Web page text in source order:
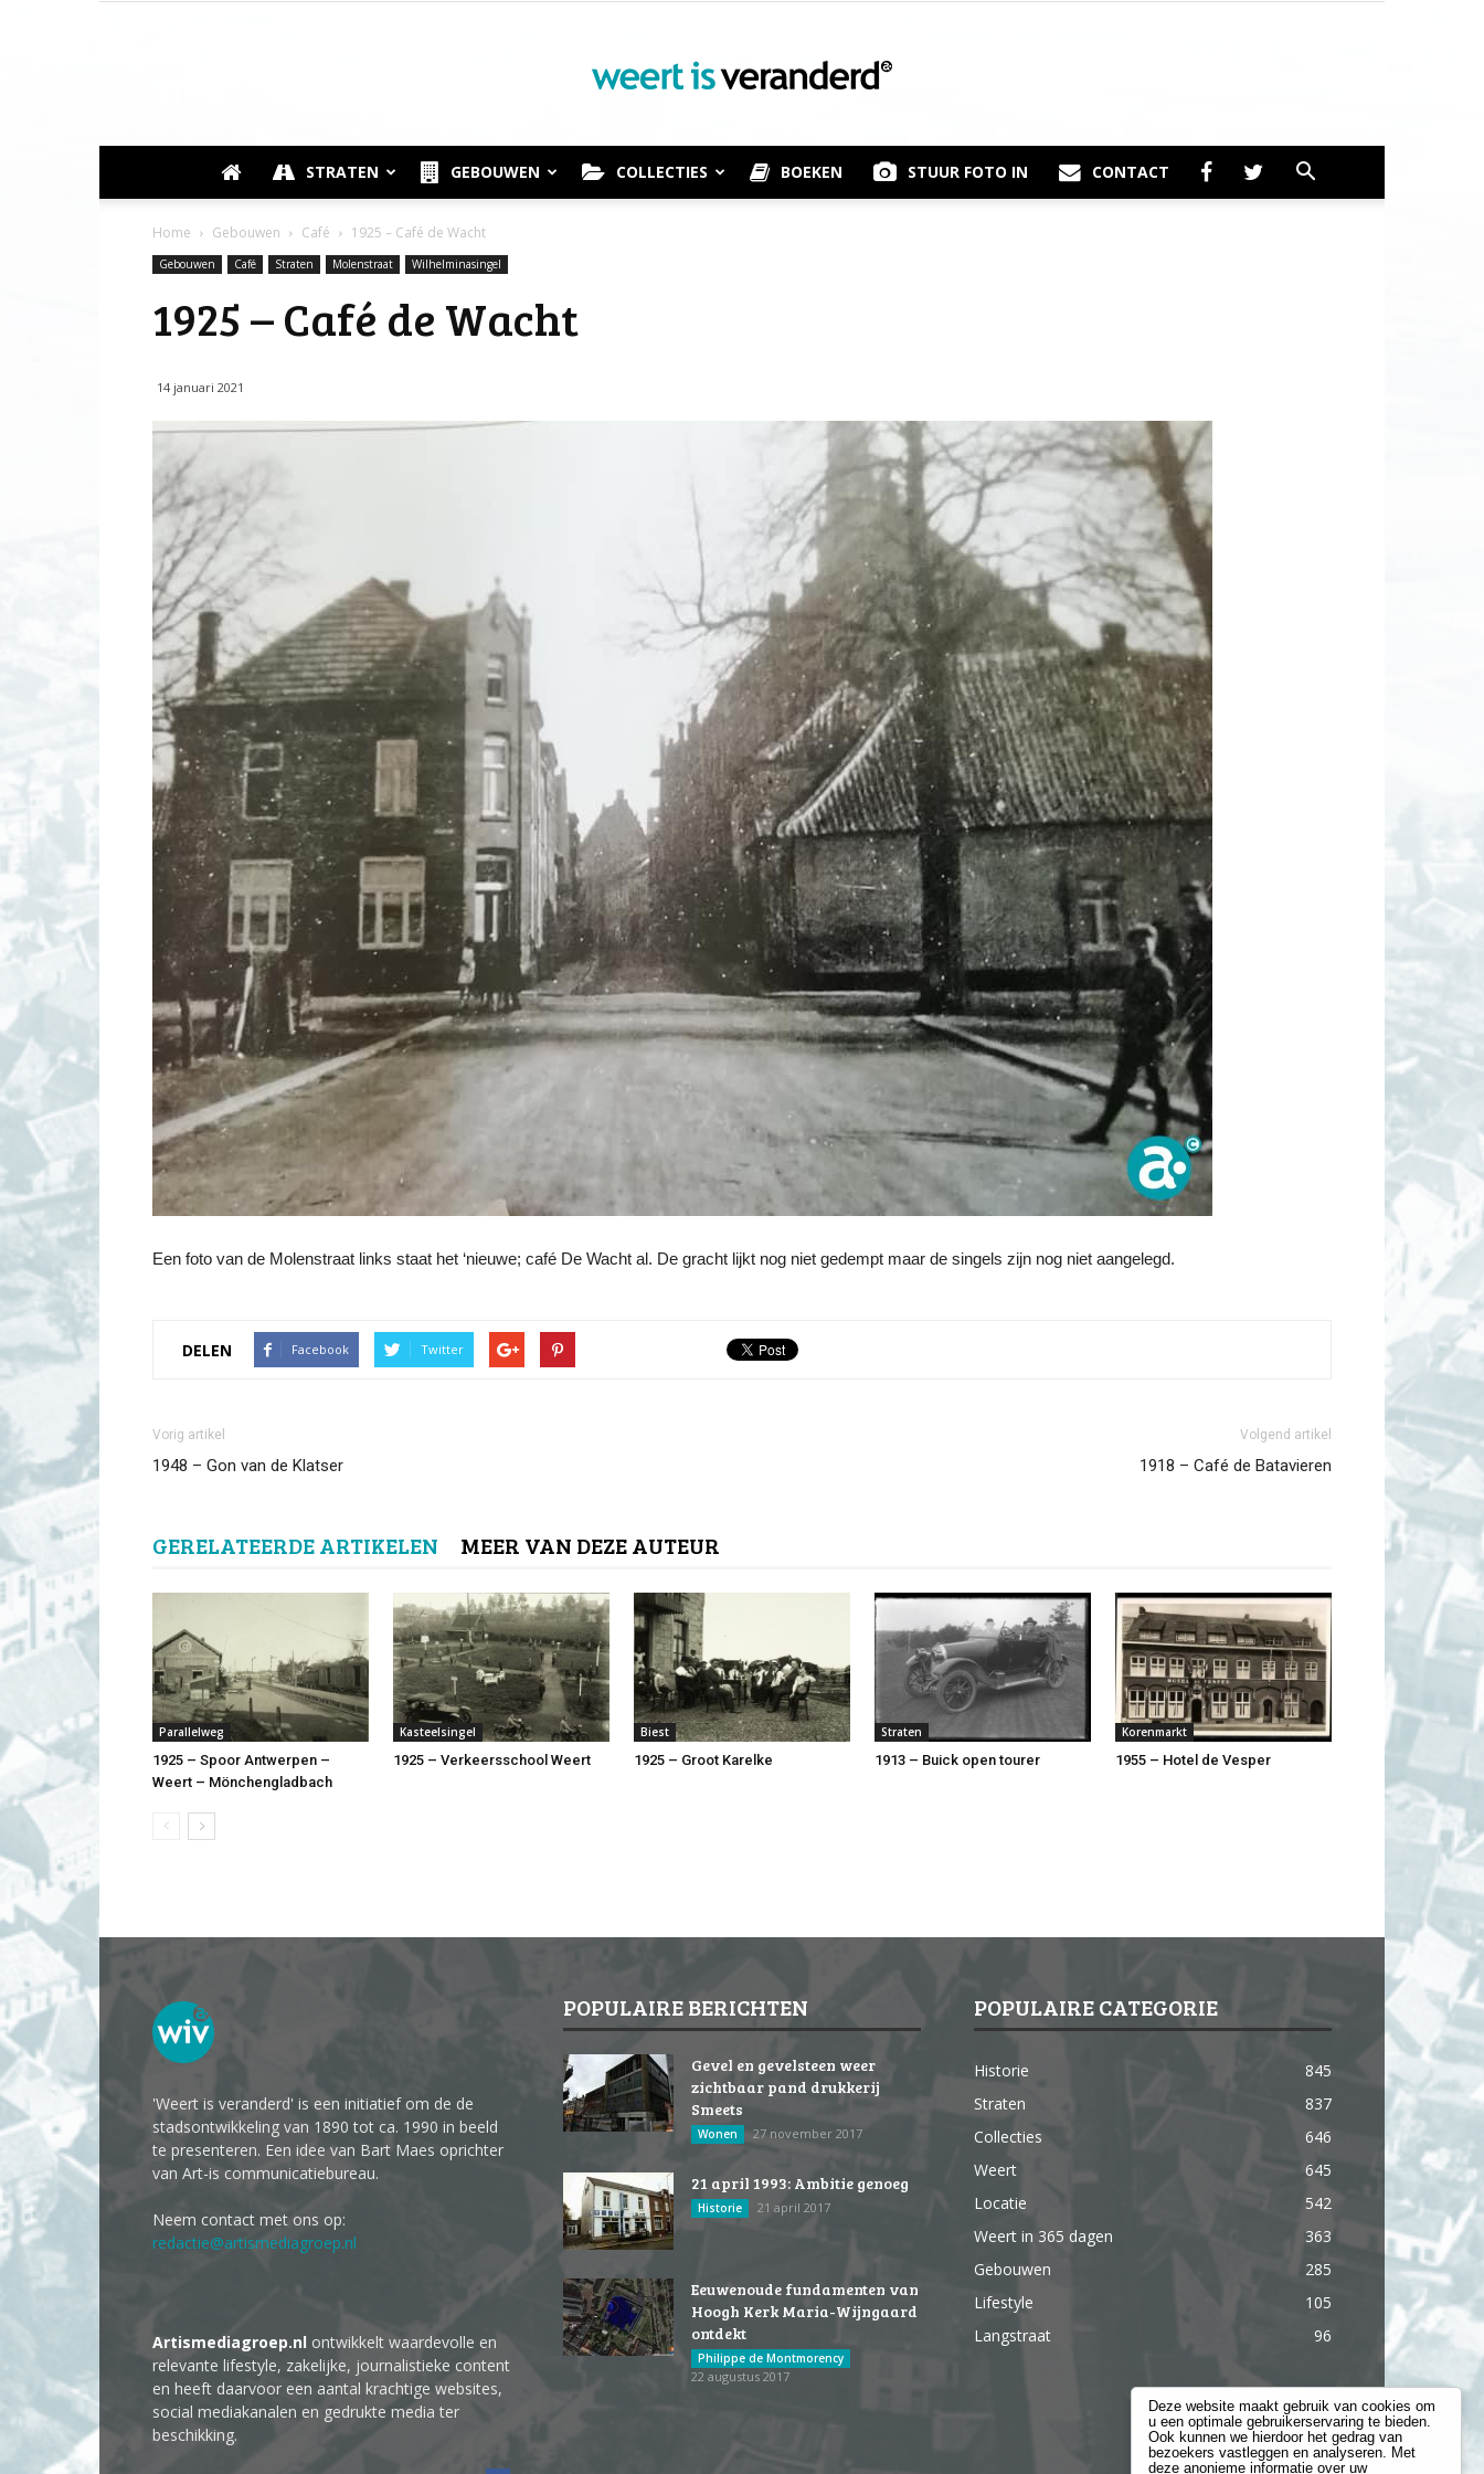
Weert
Veranderd
STRATEN GEBOUWEN COLLECTIES BOEKEN STUUR FOTO IN CONTACT
Home Gebouwen Café 1925 – Café de Wacht
Gebouwen Café Straten Molenstraat Wilhelminasingel
1925 – Café de Wacht
14 januari 2021
Een foto van de Molenstraat links staat het ‘nieuwe; café De Wacht al. De gracht lijkt nog niet gedempt maar de singels zijn nog niet aangelegd.
DELEN Facebook Twitter
Vorig artikel
1948 – Gon van de Klatser
Volgend artikel
1918 – Café de Batavieren
GERELATEERDE ARTIKELEN MEER VAN DEZE AUTEUR
Parallelweg
1925 – Spoor Antwerpen –
Weert – Mönchengladbach
Kasteelsingel
1925 – Verkeersschool Weert
Biest
1925 – Groot Karelke
Straten
1913 – Buick open tourer
Korenmarkt
1955 – Hotel de Vesper
'Weert is veranderd' is een initiatief om de de
stadsontwikkeling van 1890 tot ca. 1990 in beeld
te presenteren. Een idee van Bart Maes oprichter
van Art-is communicatiebureau.
Neem contact met ons op:
redactie@artismediagroep.nl
Artismediagroep.nl ontwikkelt waardevolle en
relevante lifestyle, zakelijke, journalistieke content
en heeft daarvoor een aantal krachtige websites,
social mediakanalen en gedrukte media ter
beschikking.
POPULAIRE BERICHTEN
Gevel en gevelsteen weer
zichtbaar pand drukkerij
Smeets
Wonen 27 november 2017
21 april 1993: Ambitie genoeg
Historie 21 april 2017
Eeuwenoude fundamenten van
Hoogh Kerk Maria-Wijngaard
ontdekt
Philippe de Montmorency
22 augustus 2017
POPULAIRE CATEGORIE
Historie
845
Straten
837
Collecties
646
Weert
645
Locatie
542
Weert in 365 dagen
363
Gebouwen
285
Lifestyle
105
Langstraat
96
Deze website maakt gebruik van cookies om
u een optimale gebruikerservaring te bieden.
Ook kunnen we hierdoor het gedrag van
bezoekers vastleggen en analyseren. Met
deze anonieme informatie over uw